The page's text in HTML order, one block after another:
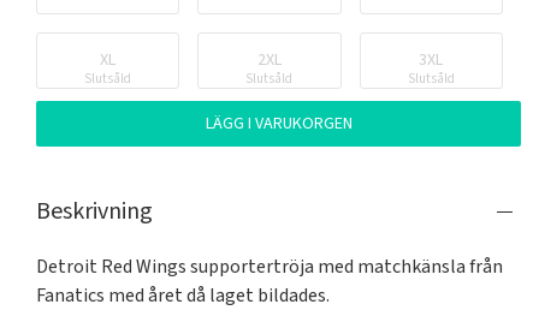
XL
Slutsåld
2XL
Slutsåld
3XL
Slutsåld
LÄGG I VARUKORGEN
Beskrivning
Detroit Red Wings supportertröja med matchkänsla från
Fanatics med året då laget bildades.